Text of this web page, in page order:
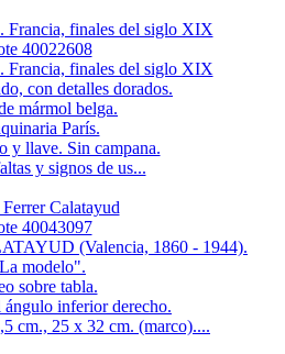
Francia, finales del siglo XIX
40022608
Francia, finales del siglo XIX
con detalles dorados.
mármol belga.
París.
y llave. Sin campana.
y signos de us...
Calatayud
40043097
(Valencia, 1860 - 1944).
modelo".
sobre tabla.
ángulo inferior derecho.
cm., 25 x 32 cm. (marco)....